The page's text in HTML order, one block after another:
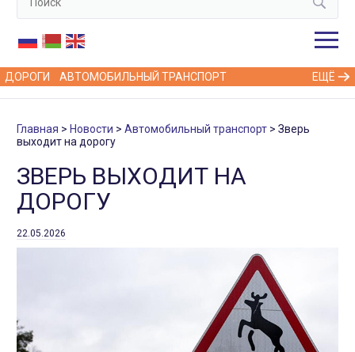
ДОРОГИ АВТОМОБИЛЬНЫЙ ТРАНСПОРТ ЕЩЁ
Главная Новости Автомобильный транспорт
Зверь
выходит на дорогу
ЗВЕРЬ ВЫХОДИТ НА
ДОРОГУ
22.05.2026